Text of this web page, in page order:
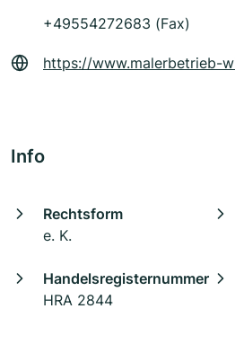
+49554272683 (Fax)
https://www.malerbetrieb-
Info
Rechtsform
e. K.
Handelsregisternummer
HRA 2844